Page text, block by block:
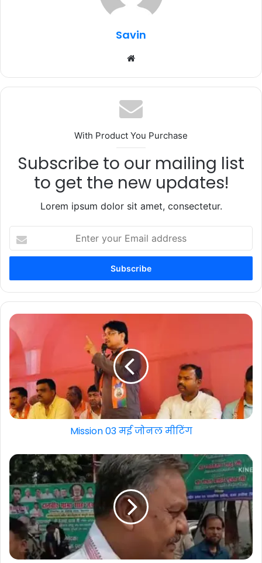
p
Savin
With Product You Purchase
Subscribe to our mailing list
to get the new updates!
Lorem ipsum dolor sit amet, consectetur.
your
Email
Mission 03 मई जोनल मीटिंग